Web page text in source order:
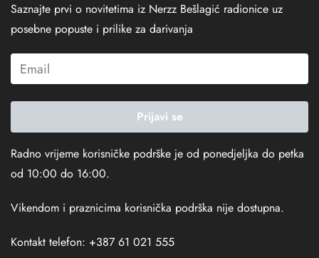
Saznajte prvi o novitetima iz Nerzz Bešlagić radionice uz
posebne popuste i prilike za darivanja
Prijavi se
Radno vrijeme korisničke podrške je od ponedjeljka do petka
od 10:00 do 16:00.
Vikendom i praznicima korisnička podrška nije dostupna.
Kontakt telefon: +387 61 021 555